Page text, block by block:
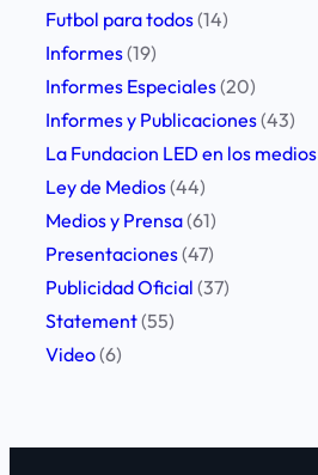
e
s
p
e
a
Futbol para todos(14)
Informes(19)
Informes Especiales(20)
Informes y Publicaciones(43)
La Fundacion LED en los medios
Ley de Medios(44)
Medios y Prensa(61)
Presentaciones(47)
Publicidad Oficial (37)
Statement(55)
Video(6)